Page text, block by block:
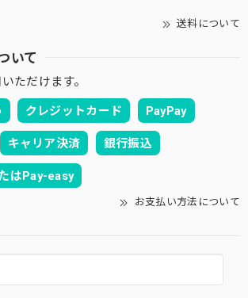
送料について
いて
ただけます。
クレジットカード PayPay
キャリア決済 銀行振込
はPay-easy
お支払い方法について